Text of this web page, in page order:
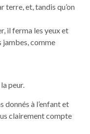
terre, et, tandis qu’on
il ferma les yeux et
jambes, comme
peur.
donnés à l’enfant et
clairement compte